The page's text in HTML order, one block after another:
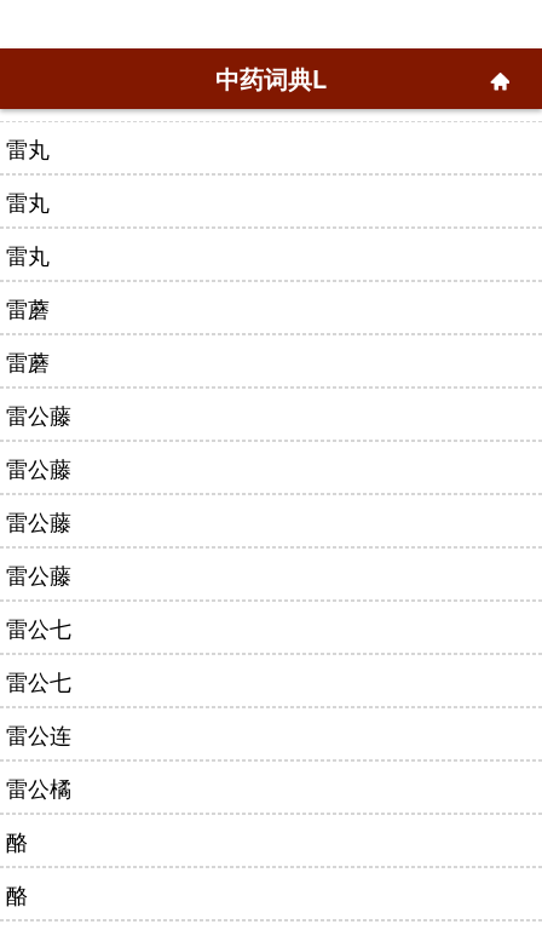
中药词典L
雷丸
雷丸
雷丸
雷蘑
雷蘑
雷公藤
雷公藤
雷公藤
雷公藤
雷公七
雷公七
雷公连
雷公橘
酪
酪